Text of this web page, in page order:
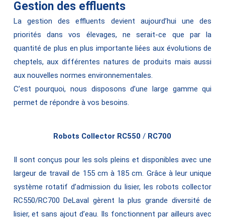
Gestion des effluents
La gestion des effluents devient aujourd’hui une des
priorités dans vos élevages, ne serait-ce que par la
quantité de plus en plus importante liées aux évolutions de
cheptels, aux différentes natures de produits mais aussi
aux nouvelles normes environnementales.
C’est pourquoi, nous disposons d’une large gamme qui
permet de répondre à vos besoins.
Robots Collector RC550 / RC700
Il sont conçus pour les sols pleins et disponibles avec une
largeur de travail de 155 cm à 185 cm. Grâce à leur unique
système rotatif d’admission du lisier, les robots collector
RC550/RC700 DeLaval gèrent la plus grande diversité de
lisier, et sans ajout d’eau. Ils fonctionnent par ailleurs avec